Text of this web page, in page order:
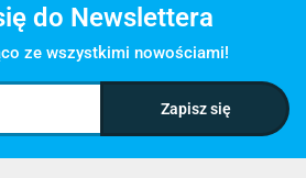
do Newslettera
ze wszystkimi nowościami!